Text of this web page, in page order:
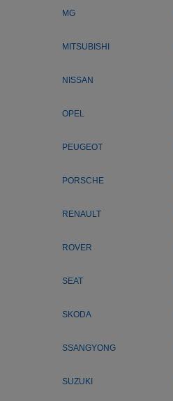
MG
MITSUBISHI
NISSAN
OPEL
PEUGEOT
PORSCHE
RENAULT
ROVER
SEAT
SKODA
SSANGYONG
SUZUKI